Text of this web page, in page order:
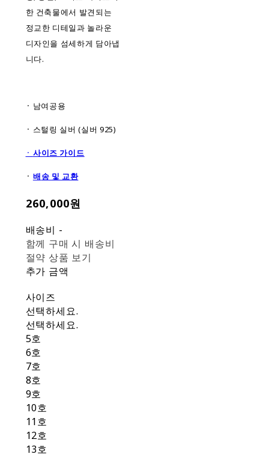
한 건축물에서 발견되는
정교한 디테일과 놀라운
디자인을 섬세하게 담아냅
니다.
᛫ 남여공용
᛫ 스털링 실버 (실버 925)
᛫ 사이즈 가이드
᛫ 배송 및 교환
260,000원
배송비 -
함께 구매 시 배송비
절약 상품 보기
추가 금액
사이즈
선택하세요.
선택하세요.
5호
6호
7호
8호
9호
10호
11호
12호
13호